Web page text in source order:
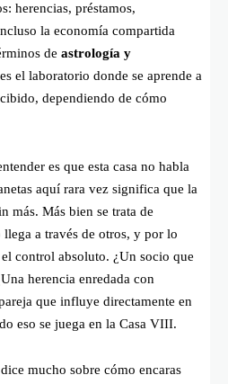
herencias, préstamos,
la economía compartida
de astrología y
el laboratorio donde se aprende a
dependiendo de cómo
es que esta casa no habla
aquí rara vez significa que la
más. Más bien se trata de
a través de otros, y por lo
control absoluto. ¿Un socio que
herencia enredada con
que influye directamente en
eso se juega en la Casa VIII.
mucho sobre cómo encaras